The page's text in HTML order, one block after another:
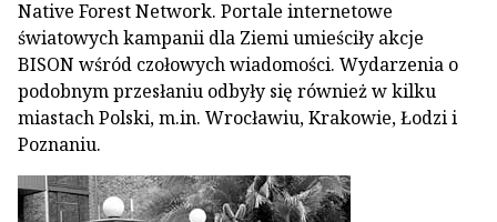
Native Forest Network. Portale internetowe
światowych kampanii dla Ziemi umieściły akcje
BISON wśród czołowych wiadomości. Wydarzenia o
podobnym przesłaniu odbyły się również w kilku
miastach Polski, m.in. Wrocławiu, Krakowie, Łodzi i
Poznaniu.